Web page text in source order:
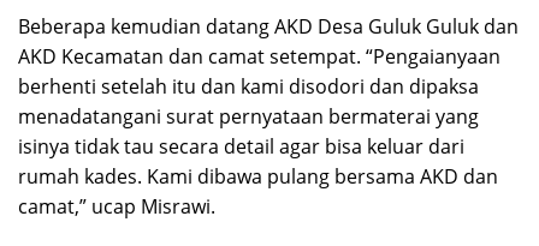
Beberapa kemudian datang AKD Desa Guluk Guluk dan
AKD Kecamatan dan camat setempat. “Pengaianyaan
berhenti setelah itu dan kami disodori dan dipaksa
menadatangani surat pernyataan bermaterai yang
isinya tidak tau secara detail agar bisa keluar dari
rumah kades. Kami dibawa pulang bersama AKD dan
camat,” ucap Misrawi.